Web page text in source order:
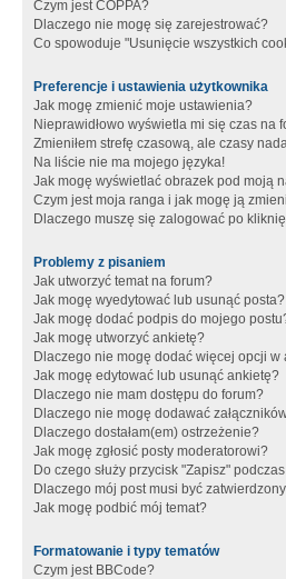
Czym jest COPPA?
Dlaczego nie mogę się zarejestrować?
Co spowoduje "Usunięcie wszystkich
Preferencje i ustawienia użytkownika
Jak mogę zmienić moje ustawienia?
Nieprawidłowo wyświetla mi się czas na
Zmieniłem strefę czasową, ale czasy
Na liście nie ma mojego języka!
Jak mogę wyświetlać obrazek pod moją
Czym jest moja ranga i jak mogę ją
Dlaczego muszę się zalogować po
Problemy z pisaniem
Jak utworzyć temat na forum?
Jak mogę wyedytować lub usunąć posta?
Jak mogę dodać podpis do mojego
Jak mogę utworzyć ankietę?
Dlaczego nie mogę dodać więcej opcji w
Jak mogę edytować lub usunąć ankietę?
Dlaczego nie mam dostępu do forum?
Dlaczego nie mogę dodawać
Dlaczego dostałam(em) ostrzeżenie?
Jak mogę zgłosić posty moderatorowi?
Do czego służy przycisk "Zapisz"
Dlaczego mój post musi być
Jak mogę podbić mój temat?
Formatowanie i typy tematów
Czym jest BBCode?